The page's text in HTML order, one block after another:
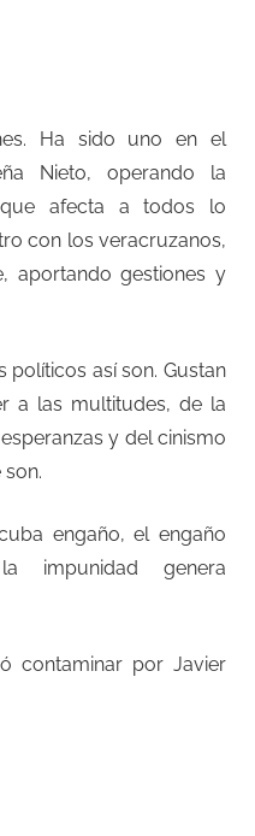
Ha sido uno en el
Nieto, operando la
afecta a todos lo
con los veracruzanos,
aportando gestiones y
políticos así son. Gustan
a las multitudes, de la
y del cinismo
engaño, el engaño
impunidad genera
contaminar por Javier